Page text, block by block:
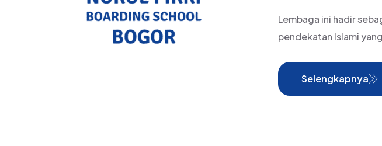
Lembaga ini hadir
pendekatan Islami
Selengkapnya